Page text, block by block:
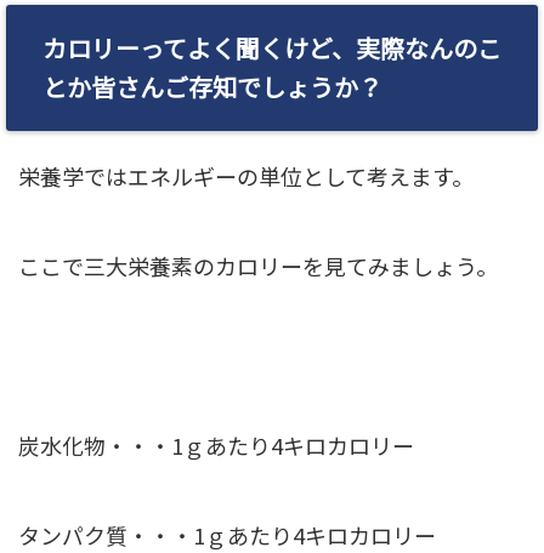
he.phpon l
2897
カロリーってよく聞くけど、実際なんのこ
とか皆さんご存知でしょうか？
栄養学ではエネルギーの単位として考えます。
ここで三大栄養素のカロリーを見てみましょう。
炭水化物・・・1ｇあたり4キロカロリー
タンパク質・・・1ｇあたり4キロカロリー